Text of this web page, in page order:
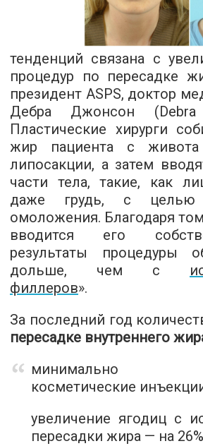
тенденций связана с
процедур по пересадке
президент ASPS, доктор
Дебра Джонсон
Пластические хирурги
жир пациента с
липосакции, а затем
части тела, такие, как
даже грудь, с целью
омоложения. Благодаря
вводится его
результаты процедуры
дольше, чем с
филлеров».
За последний год
пересадке внутреннего
минимально
косметические
увеличение ягодиц с
пересадки жира — на